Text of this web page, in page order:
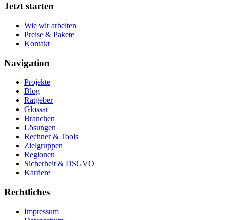
Jetzt starten
Wie wir arbeiten
Preise & Pakete
Kontakt
Navigation
Projekte
Blog
Ratgeber
Glossar
Branchen
Lösungen
Rechner & Tools
Zielgruppen
Regionen
Sicherheit & DSGVO
Karriere
Rechtliches
Impressum